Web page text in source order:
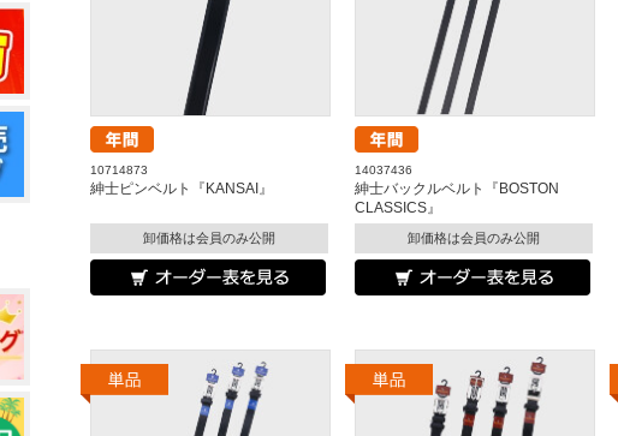
10714873
紳士ピンベルト『KANSAI』
卸価格は会員のみ公開
14037436
紳士バックルベルト『BOSTON
CLASSICS』
卸価格は会員のみ公開